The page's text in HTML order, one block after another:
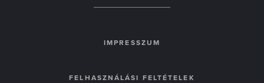
IMPRESSZUM
FELHASZNÁLÁSI FELTÉTELEK